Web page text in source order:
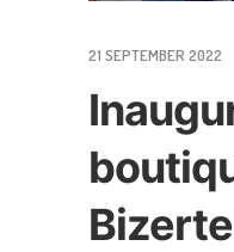
21 SEPTEMBER 2022
Bizerte